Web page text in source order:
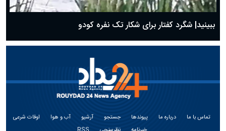
ببینید| شگرد کفتار برای شکار تک نفره کودو
تماس با ما درباره ما پیوندها جستجو آرشیو آب و هوا
اوقات شرعی